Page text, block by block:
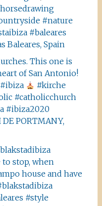
#nature
#baleares
Baleares, Spain
This one is
of San Antonio!
#kirche
#catholicchurch
#ibiza2020
PORTMANY,
to stop, when
house and have
#style